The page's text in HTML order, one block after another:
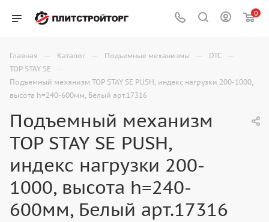
0
Главная — Каталог — Подъемные механизмы — DTC —
TOP STAY SE —
Подъемный механизм TOP STAY SE PUSH, индекс нагрузки 200-1000,
высота h=240-600мм, Белый арт.17316
Подъемный механизм
TOP STAY SE PUSH,
индекс нагрузки 200-
1000, высота h=240-
600мм, Белый арт.17316